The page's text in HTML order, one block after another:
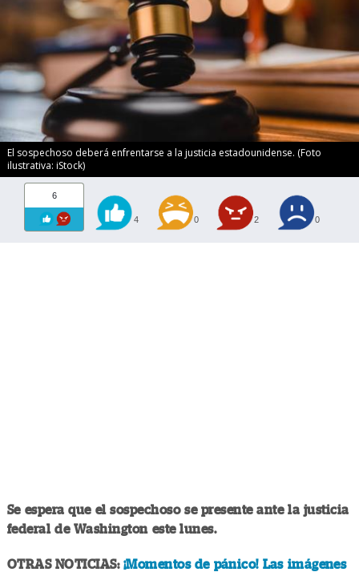
El sospechoso deberá enfrentarse a la justicia estadounidense. (Foto
ilustrativa: iStock)
6
4 0 2 0
Se espera que el sospechoso se presente ante la justicia
federal de Washington este lunes.
OTRAS NOTICIAS: ¡Momentos de pánico! Las imágenes